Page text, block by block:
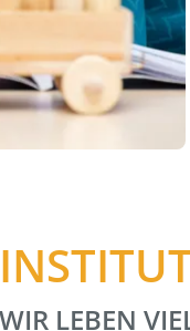
WIR LEBEN